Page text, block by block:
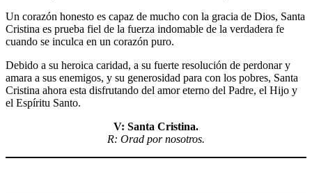
Un corazón honesto es capaz de mucho con la gracia de Dios, Santa
Cristina es prueba fiel de la fuerza indomable de la verdadera fe
cuando se inculca en un corazón puro.
Debido a su heroica caridad, a su fuerte resolución de perdonar y
amara a sus enemigos, y su generosidad para con los pobres, Santa
Cristina ahora esta disfrutando del amor eterno del Padre, el Hijo y
el Espíritu Santo.
V: Santa Cristina.
R: Orad por nosotros.